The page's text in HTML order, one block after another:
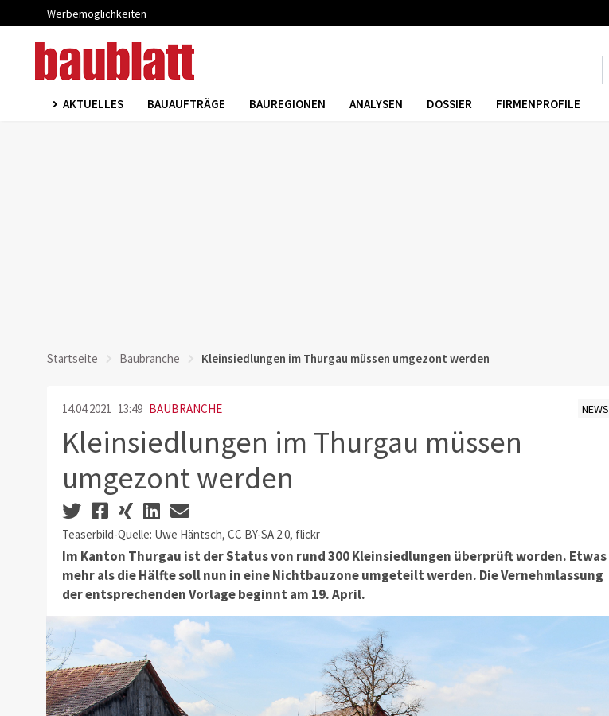
Werbemöglichkeiten
AKTUELLES BAUAUFTRÄGE BAUREGIONEN ANALYSEN DOSSIER FIRMENPROFILE
Startseite Baubranche Kleinsiedlungen im Thurgau müssen umgezont werden
14.04.2021 13:49 BAUBRANCHE NEWS
Kleinsiedlungen im Thurgau müssen
umgezont werden
Teaserbild-Quelle: Uwe Häntsch, CC BY-SA 2.0, flickr
Im Kanton Thurgau ist der Status von rund 300 Kleinsiedlungen überprüft worden. Etwas
mehr als die Hälfte soll nun in eine Nichtbauzone umgeteilt werden. Die Vernehmlassung
der entsprechenden Vorlage beginnt am 19. April.